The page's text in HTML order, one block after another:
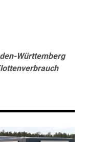
Württemberg